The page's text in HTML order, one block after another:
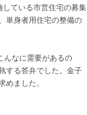
ている市営住宅の募集
単身者用住宅の整備の
んなに需要があるの
する答弁でした。金子
めました。